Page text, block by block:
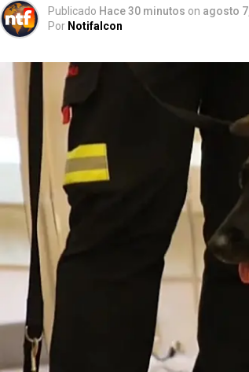
Publicado Hace 30 minutos on agosto
Por Notifalcon